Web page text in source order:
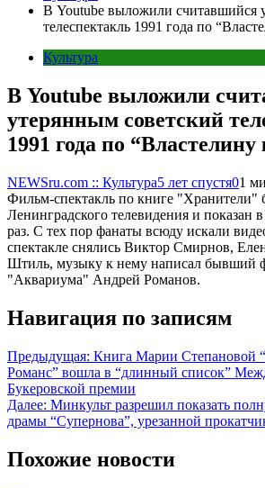
В Youtube выложили считавшийся
телеспектакль 1991 года по
Культура
В Youtube выложили
утерянным советский
1991 года по “Властелину
NEWSru.com :: Культура5 лет спустя01
Фильм-спектакль по книге "Хранители"
Ленинградского телевидения и показан
раз. С тех пор фанаты всюду искали
спектакле снялись Виктор Смирнов,
Штиль, музыку к нему написал бывший
"Аквариума" Андрей Романов.
Навигация по записям
Предыдущая: Книга Марии Степановой
Романс” вошла в “длинный список”
Букеровской премии
Далее: Минкульт разрешил показать
драмы “Супернова”, урезанной
Похожие новости